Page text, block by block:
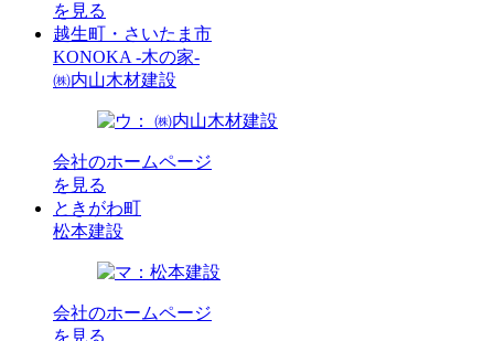
を見る
越生町・さいたま市
KONOKA -木の家-
㈱内山木材建設
会社のホームページ
を見る
ときがわ町
松本建設
会社のホームページ
を見る